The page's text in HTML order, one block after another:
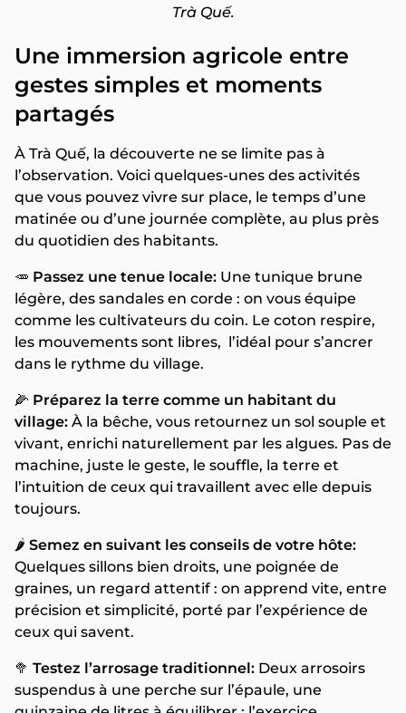
Trà Quế.
Une immersion agricole entre
gestes simples et moments
partagés
À Trà Quế, la découverte ne se limite pas à
l’observation. Voici quelques-unes des activités
que vous pouvez vivre sur place, le temps d’une
matinée ou d’une journée complète, au plus près
du quotidien des habitants.
🥕 Passez une tenue locale: Une tunique brune
légère, des sandales en corde : on vous équipe
comme les cultivateurs du coin. Le coton respire,
les mouvements sont libres, l’idéal pour s’ancrer
dans le rythme du village.
🌽 Préparez la terre comme un habitant du
village: À la bêche, vous retournez un sol souple et
vivant, enrichi naturellement par les algues. Pas de
machine, juste le geste, le souffle, la terre et
l’intuition de ceux qui travaillent avec elle depuis
toujours.
🌶️ Semez en suivant les conseils de votre hôte:
Quelques sillons bien droits, une poignée de
graines, un regard attentif : on apprend vite, entre
précision et simplicité, porté par l’expérience de
ceux qui savent.
🥦 Testez l’arrosage traditionnel: Deux arrosoirs
suspendus à une perche sur l’épaule, une